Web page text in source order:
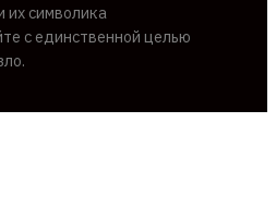
их символика
с единственной целью